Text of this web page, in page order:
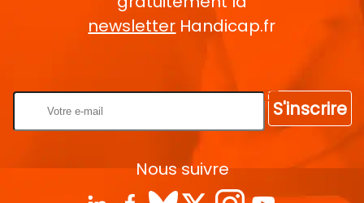
newsletter Handicap.fr
S'inscrire
Nous suivre